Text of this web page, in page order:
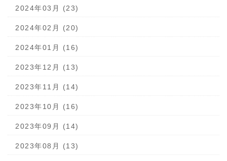
2024年03月 (23)
2024年02月 (20)
2024年01月 (16)
2023年12月 (13)
2023年11月 (14)
2023年10月 (16)
2023年09月 (14)
2023年08月 (13)